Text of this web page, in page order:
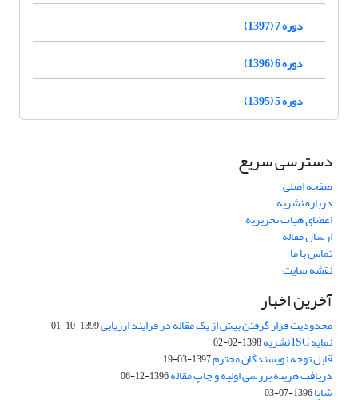
دوره 7 (1397)
دوره 6 (1396)
دوره 5 (1395)
دسترسی سریع
صفحه اصلی
درباره نشریه
اعضای هیات تحریریه
ارسال مقاله
تماس با ما
نقشه سایت
آخرین اخبار
محدودیت قرار گرفتن بیش از یک مقاله در فرایند ارزیابی1399-10-01
نمایه ISC نشریه 1398-02-02
قابل توجه نویسندگان محترم1397-03-19
دریافت هزینه بررسی اولیه و چاپ مقاله1396-12-06
شاپا1396-07-03